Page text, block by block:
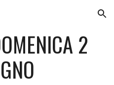
Skip to navigation
2